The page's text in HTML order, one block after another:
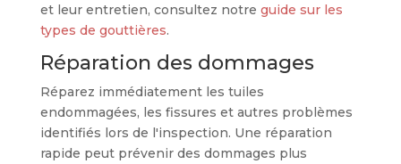
et leur entretien, consultez notre guide sur les
types de gouttières.
Réparation des dommages
Réparez immédiatement les tuiles
endommagées, les fissures et autres problèmes
identifiés lors de l'inspection. Une réparation
rapide peut prévenir des dommages plus